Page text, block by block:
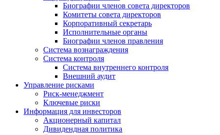
Биографии членов совета директоров
Комитеты совета директоров
Корпоративный секретарь
Исполнительные органы
Биографии членов правления
Система вознаграждения
Система контроля
Система внутреннего контроля
Внешний аудит
Управление рисками
Риск-менеджмент
Ключевые риски
Информация для инвесторов
Акционерный капитал
Дивидендная политика